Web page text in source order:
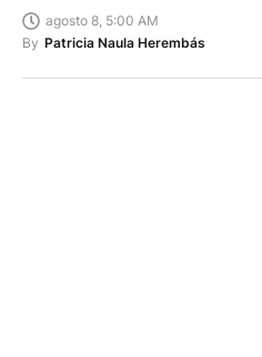
agosto 8, 5:00 AM
By Patricia Naula Herembás